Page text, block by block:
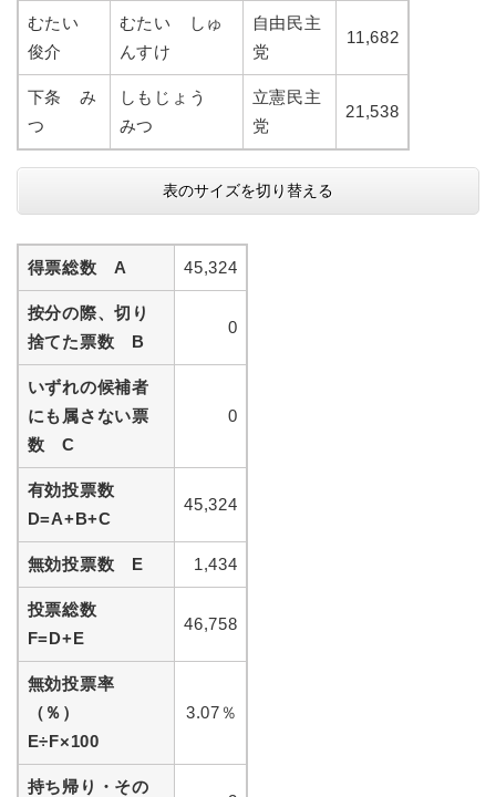
むたい
俊介
むたい しゅ
んすけ
自由民主
党
11,682
下条 み
つ
しもじょう
みつ
立憲民主
党
21,538
表のサイズを切り替える
得票総数 A 45,324
按分の際、切り
捨てた票数 B
0
いずれの候補者
にも属さない票
数 C
0
有効投票数
D=A+B+C
45,324
無効投票数 E 1,434
投票総数
F=D+E
46,758
無効投票率
（％）
E÷F×100
3.07％
持ち帰り・その